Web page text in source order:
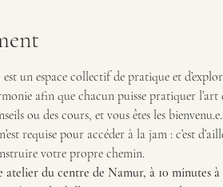
un espace collectif de pratique et
afin que chacun puisse pratiquer l’art
ou des cours, et vous êtes les
requise pour accéder à la jam : c’est
votre propre chemin.
du centre de Namur, à 10 minutes